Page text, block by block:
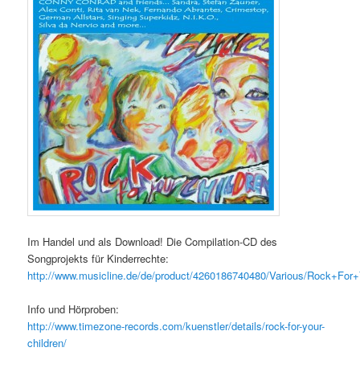
Im Handel und als Download! Die Compilation-CD des
Songprojekts für Kinderrechte:
http://www.musicline.de/de/product/4260186740480/Various/
Info und Hörproben:
http://www.timezone-records.com/kuenstler/details/rock-for-your-
children/